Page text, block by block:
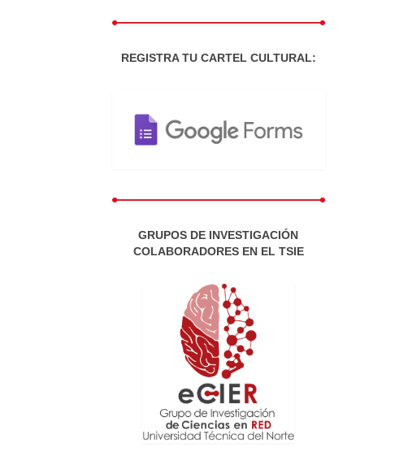
REGISTRA TU CARTEL CULTURAL:
GRUPOS DE INVESTIGACIÓN
COLABORADORES EN EL TSIE